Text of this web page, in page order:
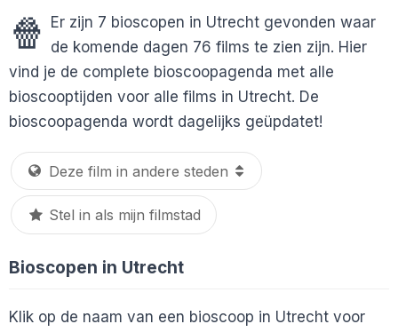
🍿 Er zijn 7 bioscopen in Utrecht gevonden waar
de komende dagen 76 films te zien zijn. Hier
vind je de complete bioscoopagenda met alle
bioscooptijden voor alle films in Utrecht. De
bioscoopagenda wordt dagelijks geüpdatet!
Stel in als mijn filmstad
Bioscopen in Utrecht
Klik op de naam van een bioscoop in Utrecht voor